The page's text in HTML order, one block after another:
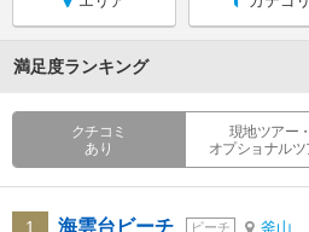
満足度ランキング
クチコミ
あり
現地ツアー・
オプショナルツ
1 海雲台ビーチ ビーチ 釜山